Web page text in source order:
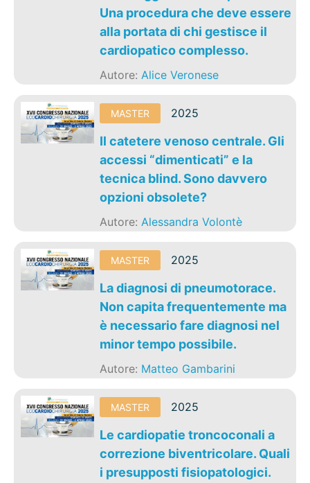
Una procedura che deve essere
alla portata di chi gestisce il
cardiopatico complesso.
Autore:Alice Veronese
MASTER 2025
Il catetere venoso centrale. Gli
accessi “dimenticati” e la
tecnica blind. Sono davvero
opzioni obsolete?
Autore:Alessandra Volontè
MASTER 2025
La diagnosi di pneumotorace.
Non capita frequentemente ma
è necessario fare diagnosi nel
minor tempo possibile.
Autore: Matteo Gambarini
MASTER 2025
Le cardiopatie troncoconali a
correzione biventricolare. Quali
i presupposti fisiopatologici.